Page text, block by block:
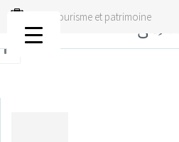
Tourisme et patrimoine